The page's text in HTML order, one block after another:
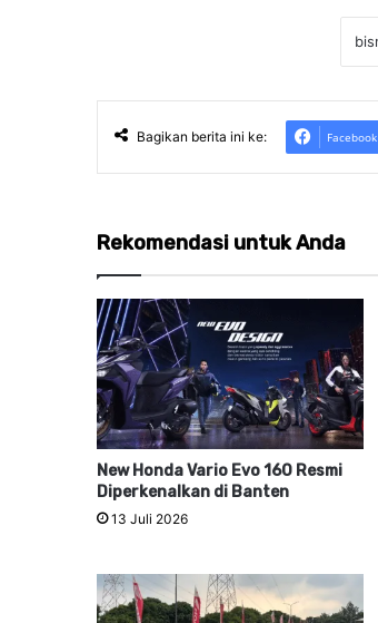
Bagikan berita ini ke: Facebook
Rekomendasi untuk Anda
New Honda Vario Evo 160 Resmi
Diperkenalkan di Banten
13 Juli 2026